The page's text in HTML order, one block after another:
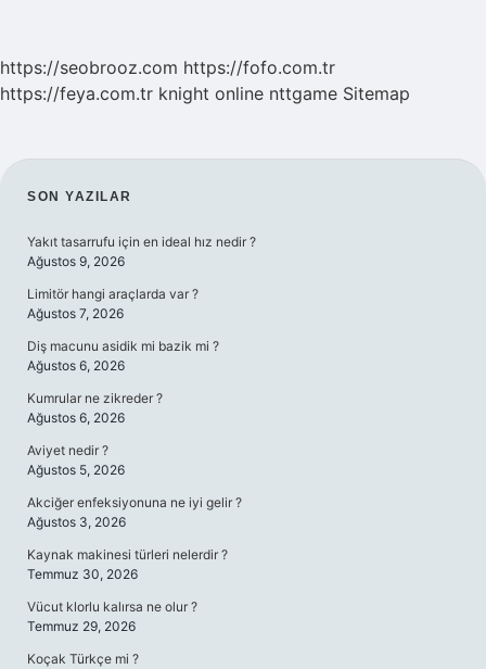
https://seobrooz.com https://fofo.com.tr
https://feya.com.tr knight online nttgame Sitemap
SIDEBAR
SON YAZILAR
Yakıt tasarrufu için en ideal hız nedir ?
Ağustos 9, 2026
Limitör hangi araçlarda var ?
Ağustos 7, 2026
Diş macunu asidik mi bazik mi ?
Ağustos 6, 2026
Kumrular ne zikreder ?
Ağustos 6, 2026
Aviyet nedir ?
Ağustos 5, 2026
Akciğer enfeksiyonuna ne iyi gelir ?
Ağustos 3, 2026
Kaynak makinesi türleri nelerdir ?
Temmuz 30, 2026
Vücut klorlu kalırsa ne olur ?
Temmuz 29, 2026
Koçak Türkçe mi ?